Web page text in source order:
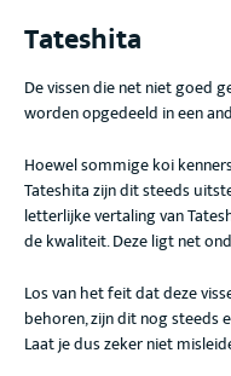
Tateshita
De vissen die net niet goed
worden opgedeeld in een
Hoewel sommige koi
Tateshita zijn dit steeds
letterlijke vertaling van
de kwaliteit. Deze ligt net
Los van het feit dat deze
behoren, zijn dit nog steeds
Laat je dus zeker niet